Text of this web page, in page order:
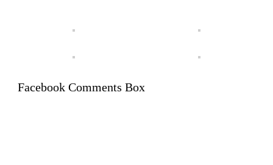
Facebook Comments Box